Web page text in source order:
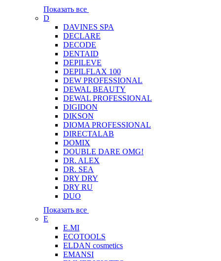
Показать все
D
DAVINES SPA
DECLARE
DECODE
DENTAID
DEPILEVE
DEPILFLAX 100
DEW PROFESSIONAL
DEWAL BEAUTY
DEWAL PROFESSIONAL
DIGIDON
DIKSON
DIOMA PROFESSIONAL
DIRECTALAB
DOMIX
DOUBLE DARE OMG!
DR. ALEX
DR. SEA
DRY DRY
DRY RU
DUO
Показать все
E
E.MI
ECOTOOLS
ELDAN cosmetics
EMANSI